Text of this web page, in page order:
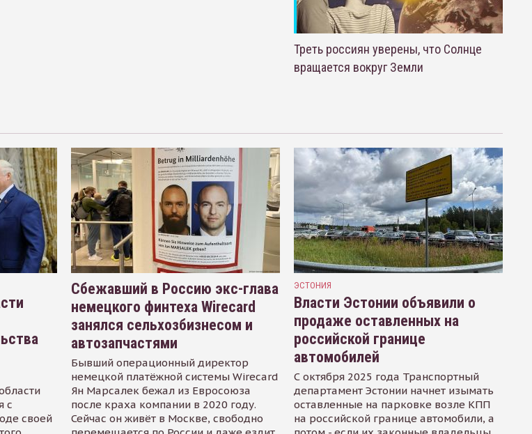
Треть россиян уверены, что Солнце
вращается вокруг Земли
с
своей
Сбежавший в Россию экс-глава
немецкого финтеха Wirecard
занялся сельхозбизнесом и
автозапчастями
Бывший операционный директор
немецкой платёжной системы Wirecard
Ян Марсалек бежал из Евросоюза
после краха компании в 2020 году.
Сейчас он живёт в Москве, свободно
ЭСТОНИЯ
Власти Эстонии объявили о
продаже оставленных на
российской границе
автомобилей
С октября 2025 года Транспортный
департамент Эстонии начнет изымать
оставленные на парковке возле КПП
на российской границе автомобили, а